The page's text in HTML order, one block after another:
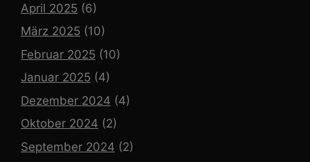
April 2025 (6)
März 2025 (10)
Februar 2025 (10)
Januar 2025 (4)
Dezember 2024 (4)
Oktober 2024 (2)
September 2024 (2)